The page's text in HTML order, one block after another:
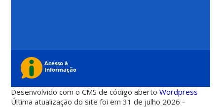
Desenvolvido com o CMS de código abertoWordpress
Última atualização do site foi em 31 de julho 2026 -